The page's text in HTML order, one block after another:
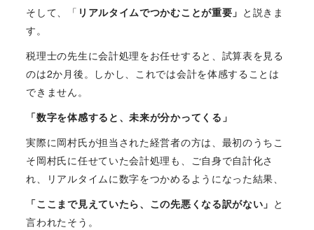
そして、「 リアルタイムでつかむことが重要」 と説きま
す。
税理士の先生に会計処理をお任せすると、試算表を見る
のは2か月後。しかし、これでは会計を体感することは
できません。
「数字を体感すると、未来が分かってくる」
実際に岡村氏が担当された経営者の方は、最初のうちこ
そ岡村氏に任せていた会計処理も、ご自身で自計化さ
れ、リアルタイムに数字をつかめるようになった結果、
「ここまで見えていたら、この先悪くなる訳がない」 と
言われたそう。